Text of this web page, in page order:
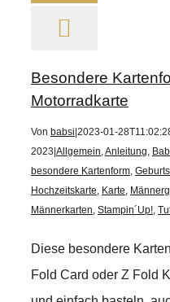
Besondere
Motorradkarte
Von babsi 2023-01-
2023 Allgemein,Anleitung,
besondere Kartenform,
Hochzeitskarte, Karte,
Männerkarten, Stampin´Up!,
Diese besondere
Fold Card oder Z Fold